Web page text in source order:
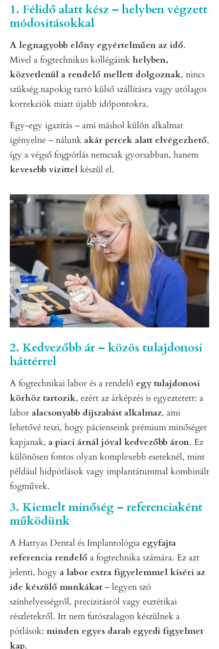
1. Félidő alatt kész – helyben végzett
módosításokkal
A legnagyobb előny egyértelműen az idő.
Mivel a fogtechnikus kollégáink helyben,
közvetlenül a rendelő mellett dolgoznak, nincs
szükség napokig tartó külső szállításra vagy utólagos
korrekciók miatt újabb időpontokra.
Egy-egy igazítás – ami máshol külön alkalmat
igényelne – nálunk akár percek alatt elvégezhető,
így a végső fogpótlás nemcsak gyorsabban, hanem
kevesebb vizittel készül el.
2. Kedvezőbb ár – közös tulajdonosi
háttérrel
A fogtechnikai labor és a rendelő egy tulajdonosi
körhöz tartozik, ezért az árképzés is egyeztetett: a
labor alacsonyabb díjszabást alkalmaz, ami
lehetővé teszi, hogy pácienseink prémium minőséget
kapjanak, a piaci árnál jóval kedvezőbb áron. Ez
különösen fontos olyan komplexebb eseteknél, mint
például hídpótlások vagy implantátummal kombinált
fogművek.
3. Kiemelt minőség – referenciaként
működünk
A Hattyas Dental és Implantológia egyfajta
referencia rendelő a fogtechnika számára. Ez azt
jelenti, hogy a labor extra figyelemmel kíséri az
ide készülő munkákat – legyen szó
színhelyességről, precizitásról vagy esztétikai
részletekről. Itt nem futószalagon készülnek a
pótlások: minden egyes darab egyedi figyelmet
kap.